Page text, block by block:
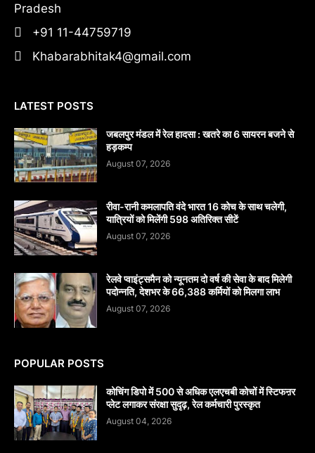
Pradesh
+91 11-44759719
Khabarabhitak4@gmail.com
LATEST POSTS
जबलपुर मंडल में रेल हादसा : खतरे का 6 सायरन बजने से
हड़कम्प
August 07, 2026
रीवा-रानी कमलापति वंदे भारत 16 कोच के साथ चलेगी,
यात्रियों को मिलेंगी 598 अतिरिक्त सीटें
August 07, 2026
रेलवे प्वाइंट्समैन को न्यूनतम दो वर्ष की सेवा के बाद मिलेगी
पदोन्नति, देशभर के 66,388 कर्मियों को मिलगा लाभ
August 07, 2026
POPULAR POSTS
कोचिंग डिपो में 500 से अधिक एलएचबी कोचों में स्टिफऩर
प्लेट लगाकर संरक्षा सुदृढ़, रेल कर्मचारी पुरस्कृत
August 04, 2026